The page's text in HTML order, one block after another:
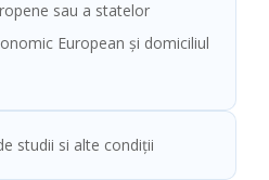
sau a statelor
European şi domiciliul
studii si alte condiții